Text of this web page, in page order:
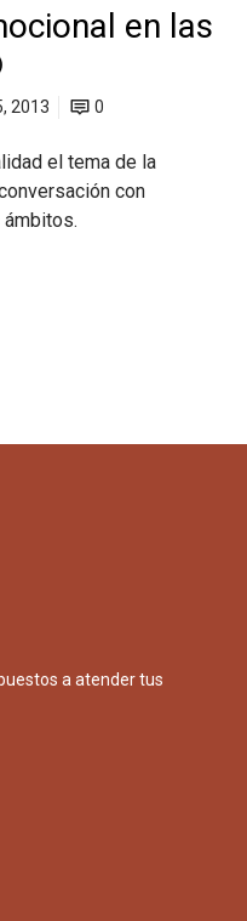
en las
2013 0
el tema de la
con
a atender tus